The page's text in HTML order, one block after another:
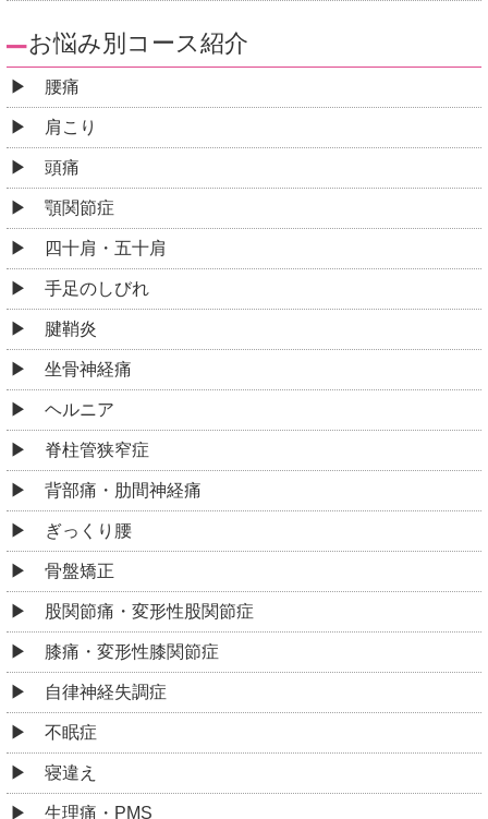
お悩み別コース紹介
腰痛
肩こり
頭痛
顎関節症
四十肩・五十肩
手足のしびれ
腱鞘炎
坐骨神経痛
ヘルニア
脊柱管狭窄症
背部痛・肋間神経痛
ぎっくり腰
骨盤矯正
股関節痛・変形性股関節症
膝痛・変形性膝関節症
自律神経失調症
不眠症
寝違え
生理痛・PMS